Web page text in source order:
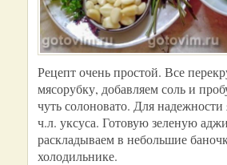
Рецепт очень простой. Все
мясорубку, добавляем соль и
чуть солоновато. Для
ч.л. уксуса. Готовую зеленую
раскладываем в небольшие
холодильнике.